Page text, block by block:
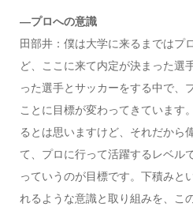
―プロへの意識
田部井：僕は大学に来るまではプ
ど、ここに来て内定が決まった選
った選手とサッカーをする中で、
ことに目標が変わってきています
るとは思いますけど、それだから
て、プロに行って活躍するレベル
っていうのが目標です。下積みと
れるような意識と取り組みを、こ